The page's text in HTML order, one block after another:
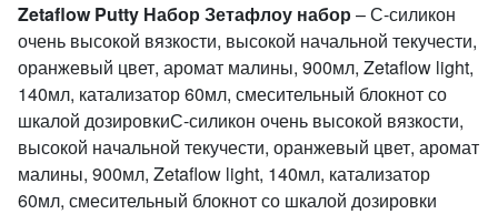
Zetaflow Putty Набор Зетафлоу набор – С-силикон
очень высокой вязкости, высокой начальной текучести,
оранжевый цвет, аромат малины, 900мл, Zetaflow light,
140мл, катализатор 60мл, смесительный блокнот со
шкалой дозировкиС-силикон очень высокой вязкости,
высокой начальной текучести, оранжевый цвет, аромат
малины, 900мл, Zetaflow light, 140мл, катализатор
60мл, смесительный блокнот со шкалой дозировки